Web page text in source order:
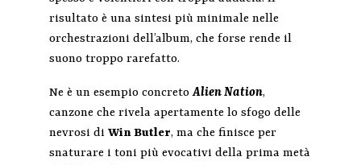
risultato è una sintesi più minimale nelle
orchestrazioni dell’album, che forse rende il
suono troppo rarefatto.
Ne è un esempio concretoAlien Nation,
canzone che rivela apertamente lo sfogo delle
nevrosi di Win Butler, ma che finisce per
snaturare i toni più evocativi della prima metà